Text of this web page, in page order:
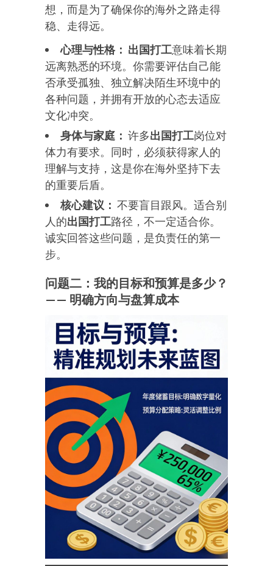
想，而是为了确保你的海外之路走得
稳、走得远。
心理与性格： 出国打工意味着长期
远离熟悉的环境。你需要评估自己能
否承受孤独、独立解决陌生环境中的
各种问题，并拥有开放的心态去适应
文化冲突。
身体与家庭： 许多出国打工岗位对
体力有要求。同时，必须获得家人的
理解与支持，这是你在海外坚持下去
的重要后盾。
核心建议： 不要盲目跟风。适合别
人的出国打工路径，不一定适合你。
诚实回答这些问题，是负责任的第一
步。
问题二：我的目标和预算是多少？
—— 明确方向与盘算成本